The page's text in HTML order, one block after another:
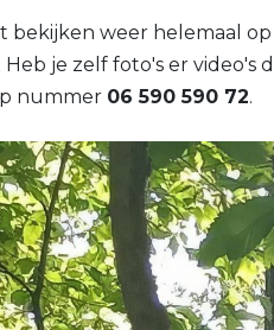
bekijken weer helemaal
je zelf foto's er video's
nummer 06 590 590 72.